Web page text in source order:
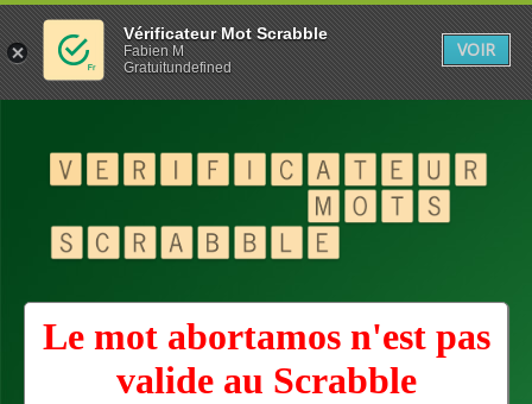
Le mot abortamos n'est pas
valide au Scrabble
Vérificateur Mot Scrabble
Fabien M
Gratuitundefined
VOIR